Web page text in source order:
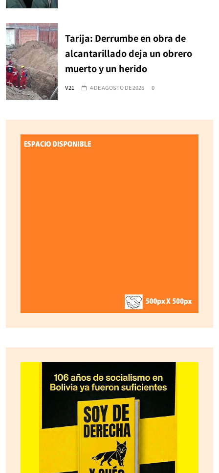
Tarija: Derrumbe en obra de
alcantarillado deja un obrero
muerto y un herido
V21 4 DE AGOSTO DE 2026 0